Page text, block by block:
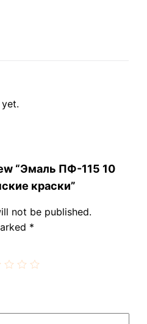
“Эмаль ПФ-115 10
краски”
not be published.
*